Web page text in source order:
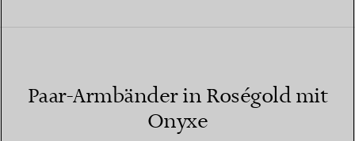
Paar-Armbänder in Roségold mit
Onyxe